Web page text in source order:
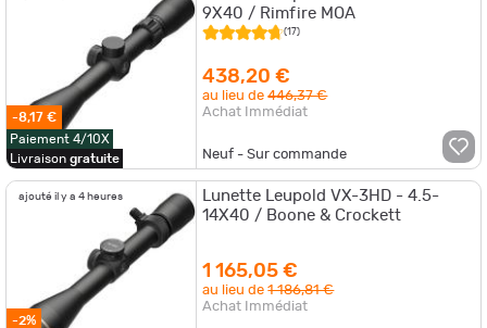
-8,17 €
Paiement 4/10X
Livraison gratuite
9X40 / Rimfire MOA
(17)
438,20 €
au lieu de446,37 €
Achat Immédiat
Neuf - Sur commande
ajouté il y a 4 heures
-2%
Lunette Leupold VX-3HD - 4.5-
14X40 / Boone & Crockett
1 165,05 €
au lieu de1 186,81 €
Achat Immédiat